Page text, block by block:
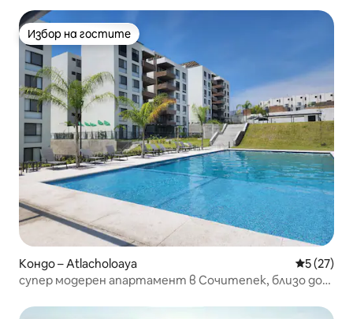
Избор на гостите
Избор на гостите
Кондо – Atlacholoaya Средна
5 (27)
супер модерен апартамент в Сочитепек, близо до